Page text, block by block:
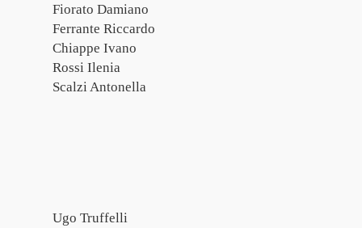
Fiorato Damiano
Ferrante Riccardo
Chiappe Ivano
Rossi Ilenia
Scalzi Antonella
Ugo Truffelli